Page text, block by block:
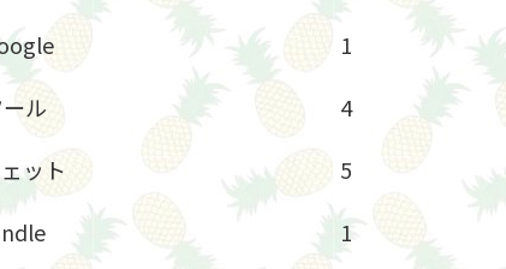
1
ル
4
ット
5
1